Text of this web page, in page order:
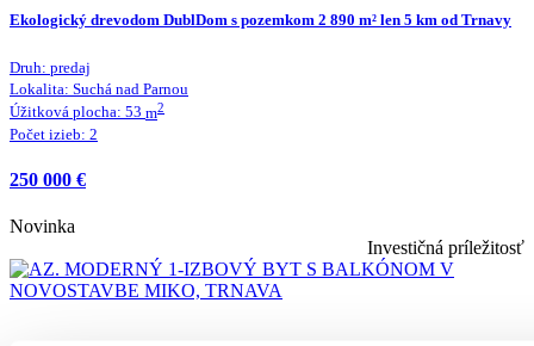
Ekologický drevodom DublDom s pozemkom 2 890 m² len 5 km od Trnavy
Druh: predaj
Lokalita: Suchá nad Parnou
Úžitková plocha: 53 m2
Počet izieb: 2
250 000 €
Novinka
Investičná príležitosť